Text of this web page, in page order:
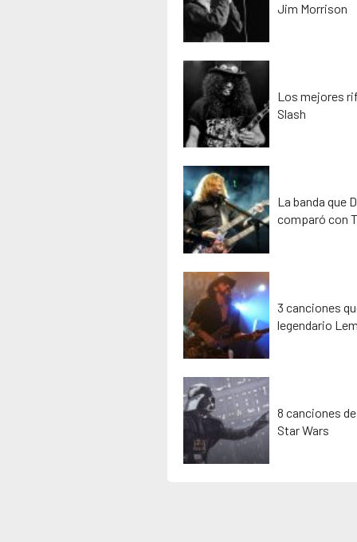
Jim Morrison
Los mejores
Slash
La banda que
comparó con
3 canciones
legendario
8 canciones
Star Wars